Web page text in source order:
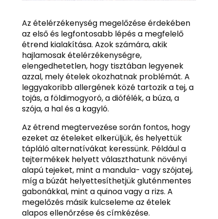
Az ételérzékenység megelőzése érdekében
az első és legfontosabb lépés a megfelelő
étrend kialakítása. Azok számára, akik
hajlamosak ételérzékenységre,
elengedhetetlen, hogy tisztában legyenek
azzal, mely ételek okozhatnak problémát. A
leggyakoribb allergének közé tartozik a tej, a
tojás, a földimogyoró, a diófélék, a búza, a
szója, a hal és a kagyló.
Az étrend megtervezése során fontos, hogy
ezeket az ételeket elkerüljük, és helyettük
tápláló alternatívákat keressünk. Például a
tejtermékek helyett választhatunk növényi
alapú tejeket, mint a mandula- vagy szójatej,
míg a búzát helyettesíthetjük gluténmentes
gabonákkal, mint a quinoa vagy a rizs. A
megelőzés másik kulcseleme az ételek
alapos ellenőrzése és címkézése.